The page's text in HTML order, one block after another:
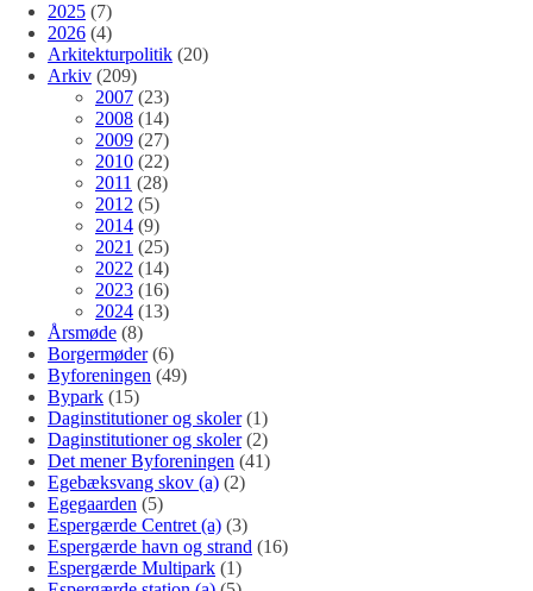
2025 (7)
2026 (4)
Arkitekturpolitik (20)
Arkiv (209)
2007 (23)
2008 (14)
2009 (27)
2010 (22)
2011 (28)
2012 (5)
2014 (9)
2021 (25)
2022 (14)
2023 (16)
2024 (13)
Årsmøde (8)
Borgermøder(6)
Byforeningen (49)
Bypark (15)
Daginstitutioner og skoler(1)
Daginstitutioner og skoler(2)
Det mener Byforeningen (41)
Egebæksvang skov (a) (2)
Egegaarden (5)
Espergærde Centret (a) (3)
Espergærde havn og strand (16)
Espergærde Multipark (1)